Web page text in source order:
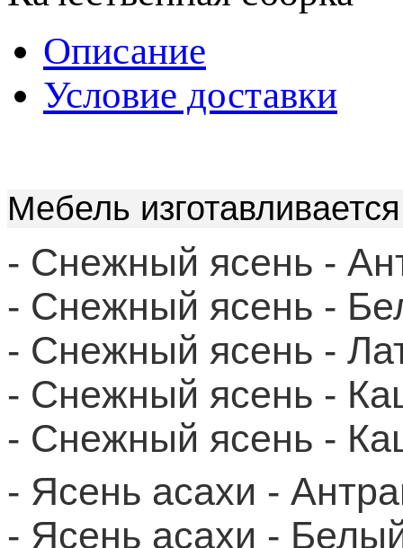
Описание
Условие доставки
Мебель
- Снежный ясень -
- Снежный ясень -
- Снежный ясень -
- Снежный ясень -
- Снежный ясень -
- Ясень асахи -
- Ясень асахи -